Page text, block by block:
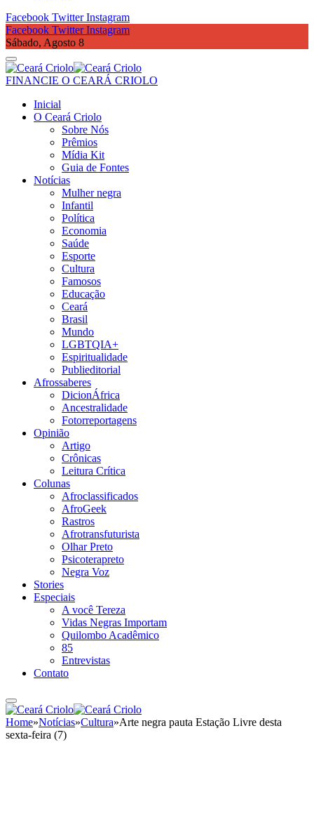
Facebook Twitter Instagram
Facebook Twitter Instagram
Sábado, Agosto 8
FINANCIE O CEARÁ CRIOLO
Inicial
O Ceará Criolo
Sobre Nós
Prêmios
Mídia Kit
Guia de Fontes
Notícias
Mulher negra
Infantil
Política
Economia
Saúde
Esporte
Cultura
Famosos
Educação
Ceará
Brasil
Mundo
LGBTQIA+
Espiritualidade
Publieditorial
Afrossaberes
DicionÁfrica
Ancestralidade
Fotorreportagens
Opinião
Artigo
Crônicas
Leitura Crítica
Colunas
Afroclassificados
AfroGeek
Rastros
Afrotransfuturista
Olhar Preto
Psicoterapreto
Negra Voz
Stories
Especiais
A você Tereza
Vidas Negras Importam
Quilombo Acadêmico
85
Entrevistas
Contato
Home»Notícias»Cultura»Arte negra pauta Estação Livre desta
sexta-feira (7)